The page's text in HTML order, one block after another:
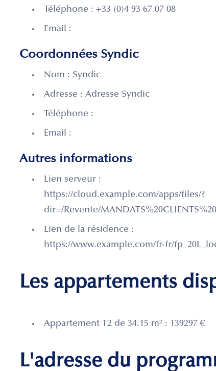
Téléphone : +33 (0)4 93 67 07 08
Email :
Coordonnées Syndic
Nom : Syndic
Adresse : Adresse Syndic
Téléphone :
Email :
Autres informations
Lien serveur :
https://cloud.example.com/apps/files/?
dir=/Revente/
Lien de la résidence :
https://www.example.com/fr-fr/
Les appartements
Appartement T2 de 34.15 m² : 139297 €
L'adresse du